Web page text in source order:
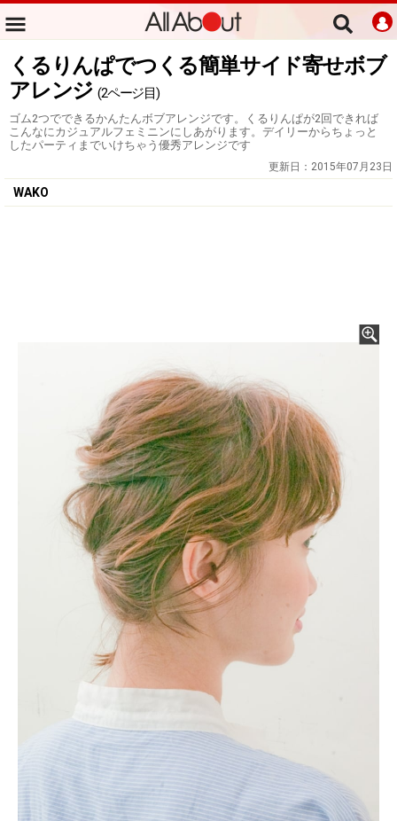
くるりんぱでつくる簡単サイド寄せボブ
アレンジ (2ページ目)
ゴム2つでできるかんたんボブアレンジです。くるりんぱが2回できれば
こんなにカジュアルフェミニンにしあがります。デイリーからちょっと
したパーティまでいけちゃう優秀アレンジです
更新日： 2015年07月23日
WAKO